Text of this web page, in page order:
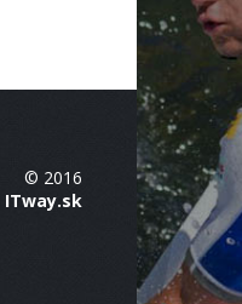
© 2016
ITway.sk